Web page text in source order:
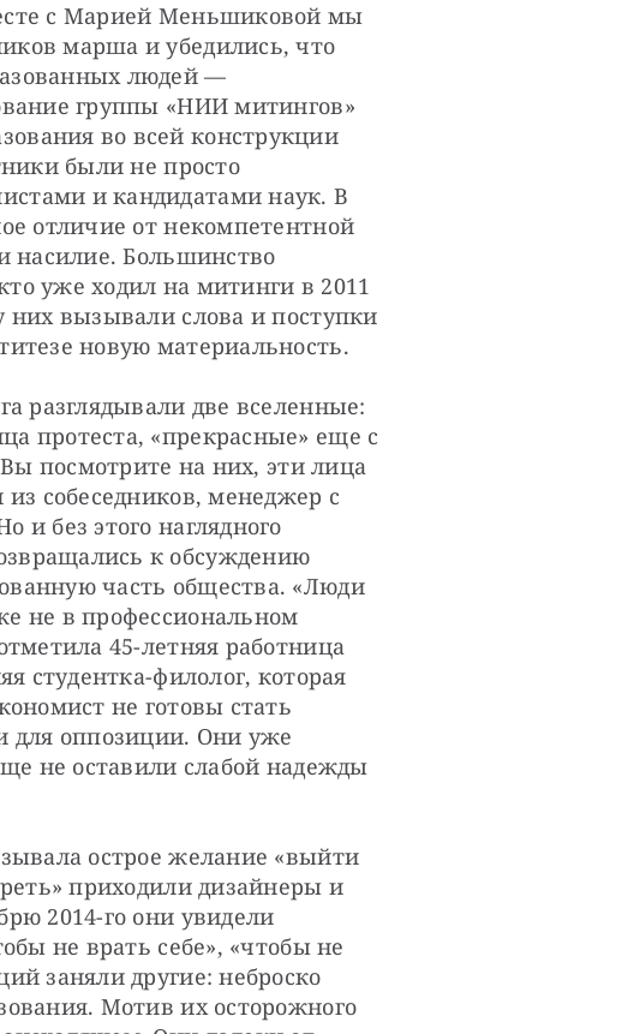
с Марией Меньшиковой мы
марша и убедились, что
людей —
группы «НИИ митингов»
во всей конструкции
были не просто
и кандидатами наук. В
отличие от некомпетентной
насилие. Большинство
уже ходил на митинги в 2011
вызывали слова и поступки
новую материальность.
разглядывали две вселенные:
протеста, «прекрасные» еще с
посмотрите на них, эти лица
собеседников, менеджер с
и без этого наглядного
к обсуждению
часть общества. «Люди
не в профессиональном
45-летняя работница
студентка-филолог, которая
не готовы стать
для оппозиции. Они уже
не оставили слабой надежды
острое желание «выйти
приходили дизайнеры и
2014-го они увидели
не врать себе», «чтобы не
заняли другие: неброско
Мотив их осторожного